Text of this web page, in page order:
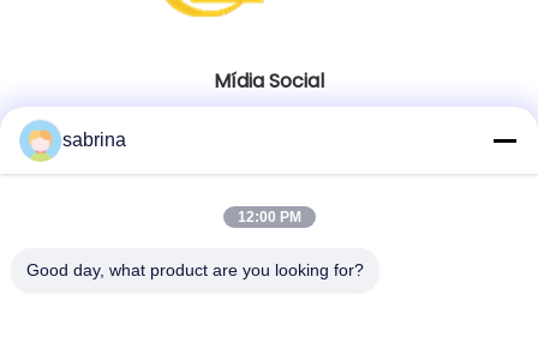
Mídia Social
86--18138781425-8619925601378
sabrina
12:00 PM
Good day, what product are you looking for?